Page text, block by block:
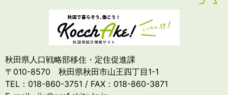
秋田県人口戦略部移住・定住促進課
〒010-8570 秋田県秋田市山王四丁目1-1
TEL：018-860-3751 / FAX：018-860-3871